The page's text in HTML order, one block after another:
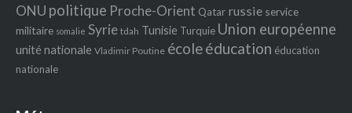
ONU politique Proche-Orient Qatar russie service
militaire somalie Syrie tdah Tunisie Turquie Union européenne
unité nationale Vladimir Poutine écoleéducation éducation
nationale